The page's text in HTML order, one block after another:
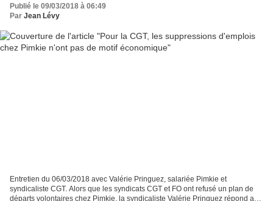
Publié le 09/03/2018 à 06:49
Par Jean Lévy
Entretien du 06/03/2018 avec Valérie Pringuez, salariée Pimkie et
syndicaliste CGT. Alors que les syndicats CGT et FO ont refusé un plan de
départs volontaires chez Pimkie, la syndicaliste Valérie Pringuez répond aux